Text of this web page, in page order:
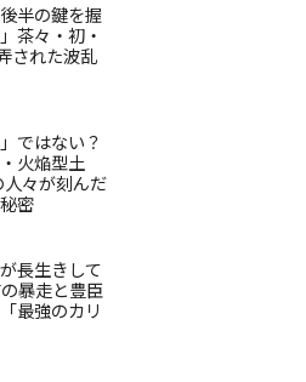
半の鍵を握
茶々・初・
された波乱
ではない？
火焔型土
々が刻んだ
密
長生きして
暴走と豊臣
最強のカリ